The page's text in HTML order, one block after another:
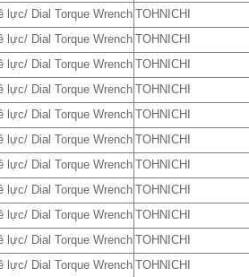
lực/ Dial Torque Wrench TOHNICHI
lực/ Dial Torque Wrench TOHNICHI
lực/ Dial Torque Wrench TOHNICHI
lực/ Dial Torque Wrench TOHNICHI
lực/ Dial Torque Wrench TOHNICHI
lực/ Dial Torque Wrench TOHNICHI
lực/ Dial Torque Wrench TOHNICHI
lực/ Dial Torque Wrench TOHNICHI
lực/ Dial Torque Wrench TOHNICHI
lực/ Dial Torque Wrench TOHNICHI
lực/ Dial Torque Wrench TOHNICHI